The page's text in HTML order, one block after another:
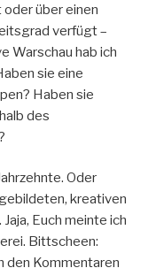
über einen
verfügt –
Warschau hab ich
sie eine
Haben sie
des
Oder
kreativen
Euch meinte ich
Bittscheen:
den Kommentaren